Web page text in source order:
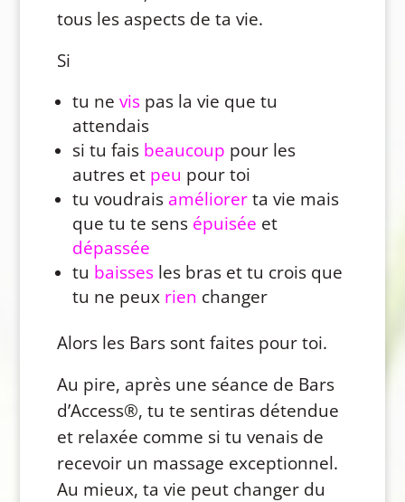
tous les aspects de ta vie.
Si
tu ne vispas la vie que tu
attendais
si tu fais beaucoup pour les
autres et peu pour toi
tu voudrais améliorerta vie mais
que tu te sens épuisée et
dépassée
tu baissesles bras et tu crois que
tu ne peux rien changer
Alors les Bars sont faites pour toi.
Au pire, après une séance de Bars
d’Access®, tu te sentiras détendue
et relaxée comme si tu venais de
recevoir un massage exceptionnel.
Au mieux, ta vie peut changer du